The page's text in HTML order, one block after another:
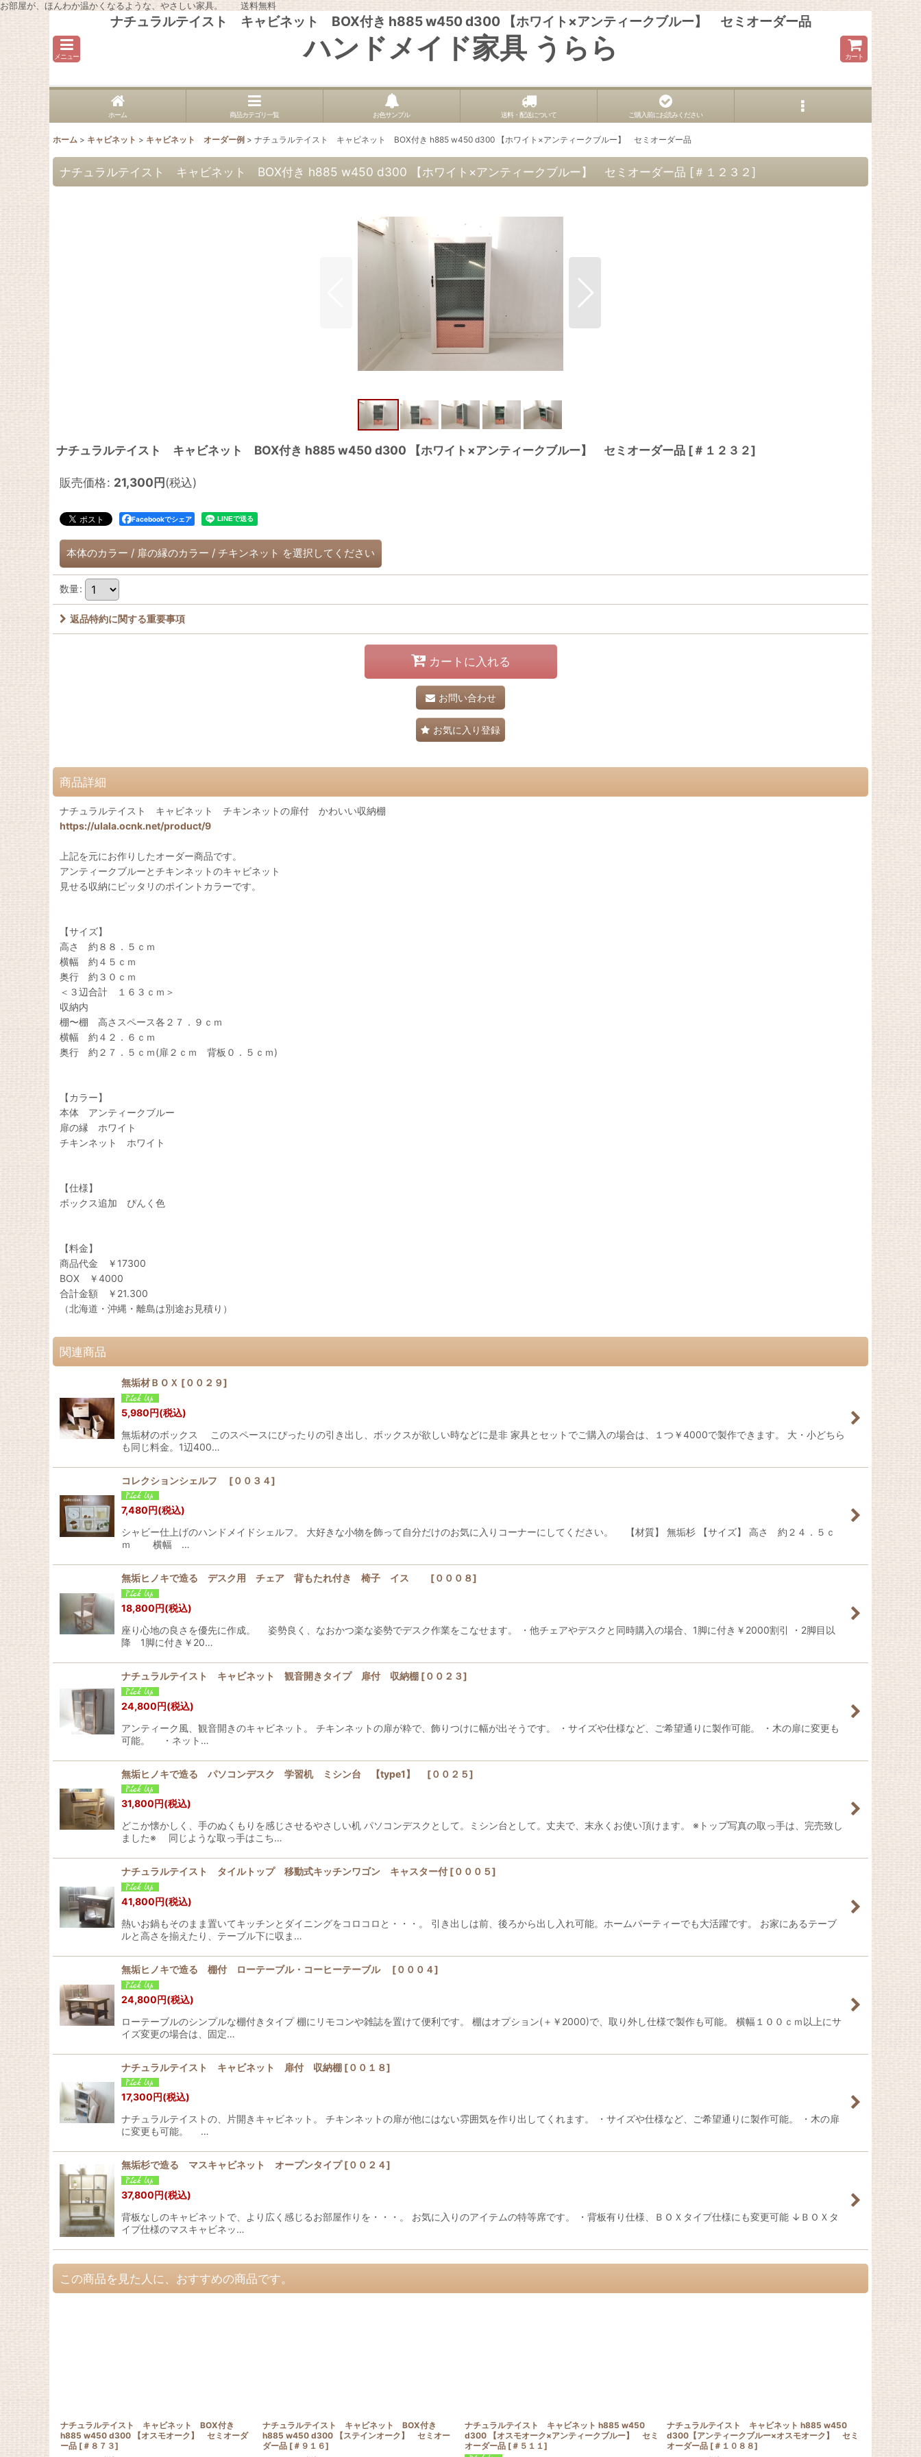
お部屋が、ほんわか温かくなるような、やさしい家具。 送料無料
ナチュラルテイスト キャビネット BOX付き h885 w450 d300 【ホワイト×アンティークブルー】 セミオーダー品
メニュー ハンドメイド家具 うらら カート
ホーム 商品カテゴリ一覧 お色サンプル 送料・配送について ご購入前にお読みください
ホーム > キャビネット > キャビネット オーダー例 > ナチュラルテイスト キャビネット BOX付き h885 w450 d300 【ホワイト×アンティークブルー】 セミオーダー品
ナチュラルテイスト キャビネット BOX付き h885 w450 d300 【ホワイト×アンティークブルー】 セミオーダー品 [＃１２３２]
ナチュラルテイスト キャビネット BOX付き h885 w450 d300 【ホワイト×アンティークブルー】 セミオーダー品 [＃１２３２]
販売価格: 21,300円(税込)
Facebookでシェア
本体のカラー / 扉の縁のカラー / チキンネット を選択してください
数量:
返品特約に関する重要事項
カートに入れる
お問い合わせ
お気に入り登録
商品詳細
ナチュラルテイスト キャビネット チキンネットの扉付 かわいい収納棚
https://ulala.ocnk.net/product/9
上記を元にお作りしたオーダー商品です。
アンティークブルーとチキンネットのキャビネット
見せる収納にピッタリのポイントカラーです。
【サイズ】
高さ 約８８．５ｃｍ
横幅 約４５ｃｍ
奥行 約３０ｃｍ
＜３辺合計 １６３ｃｍ＞
収納内
棚〜棚 高さスペース各２７．９ｃｍ
横幅 約４２．６ｃｍ
奥行 約２７．５ｃｍ(扉２ｃｍ 背板０．５ｃｍ)
【カラー】
本体 アンティークブルー
扉の縁 ホワイト
チキンネット ホワイト
【仕様】
ボックス追加 ぴんく色
【料金】
商品代金 ￥17300
BOX ￥4000
合計金額 ￥21.300
（北海道・沖縄・離島は別途お見積り）
関連商品
無垢材ＢＯＸ [００２９]
5,980円(税込)
無垢材のボックス このスペースにぴったりの引き出し、ボックスが欲しい時などに是非 家具とセットでご購入の場合は、１つ￥4000で製作できます。 大・小どちら
も同じ料金。1辺400…
コレクションシェルフ [００３４]
7,480円(税込)
シャビー仕上げのハンドメイドシェルフ。 大好きな小物を飾って自分だけのお気に入りコーナーにしてください。 【材質】 無垢杉 【サイズ】 高さ 約２４．５ｃ
ｍ 横幅 …
無垢ヒノキで造る デスク用 チェア 背もたれ付き 椅子 イス [０００８]
18,800円(税込)
座り心地の良さを優先に作成。 姿勢良く、なおかつ楽な姿勢でデスク作業をこなせます。 ・他チェアやデスクと同時購入の場合、1脚に付き￥2000割引 ・2脚目以
降 1脚に付き￥20…
ナチュラルテイスト キャビネット 観音開きタイプ 扉付 収納棚 [００２３]
24,800円(税込)
アンティーク風、観音開きのキャビネット。 チキンネットの扉が粋で、飾りつけに幅が出そうです。 ・サイズや仕様など、ご希望通りに製作可能。 ・木の扉に変更も
可能。 ・ネット…
無垢ヒノキで造る パソコンデスク 学習机 ミシン台 【type1】 [００２５]
31,800円(税込)
どこか懐かしく、手のぬくもりを感じさせるやさしい机 パソコンデスクとして。ミシン台として。丈夫で、末永くお使い頂けます。 ※トップ写真の取っ手は、完売致し
ました※ 同じような取っ手はこち…
ナチュラルテイスト タイルトップ 移動式キッチンワゴン キャスター付 [０００５]
41,800円(税込)
熱いお鍋もそのまま置いてキッチンとダイニングをコロコロと・・・。 引き出しは前、後ろから出し入れ可能。ホームパーティーでも大活躍です。 お家にあるテーブ
ルと高さを揃えたり、テーブル下に収ま…
無垢ヒノキで造る 棚付 ローテーブル・コーヒーテーブル [０００４]
24,800円(税込)
ローテーブルのシンプルな棚付きタイプ 棚にリモコンや雑誌を置けて便利です。 棚はオプション(＋￥2000)で、取り外し仕様で製作も可能。 横幅１００ｃｍ以上にサ
イズ変更の場合は、固定…
ナチュラルテイスト キャビネット 扉付 収納棚 [００１８]
17,300円(税込)
ナチュラルテイストの、片開きキャビネット。 チキンネットの扉が他にはない雰囲気を作り出してくれます。 ・サイズや仕様など、ご希望通りに製作可能。 ・木の扉
に変更も可能。 …
無垢杉で造る マスキャビネット オープンタイプ [００２４]
37,800円(税込)
背板なしのキャビネットで、より広く感じるお部屋作りを・・・。 お気に入りのアイテムの特等席です。 ・背板有り仕様、ＢＯＸタイプ仕様にも変更可能 ↓ＢＯＸタ
イプ仕様のマスキャビネッ…
この商品を見た人に、おすすめの商品です。
ナチュラルテイスト キャビネット BOX付き
h885 w450 d300 【オスモオーク】 セミオーダ
ー品 [ ＃８７３]
ナチュラルテイスト キャビネット BOX付き
h885 w450 d300 【ステインオーク】 セミオー
ダー品 [ ＃９１６]
ナチュラルテイスト キャビネット h885 w450
d300 【オスモオーク×アンティークブルー】 セミ
オーダー品 [ ＃５１１ ]
ナチュラルテイスト キャビネット h885 w450
d300【アンティークブルー×オスモオーク】 セミ
オーダー品 [ ＃１０８８]